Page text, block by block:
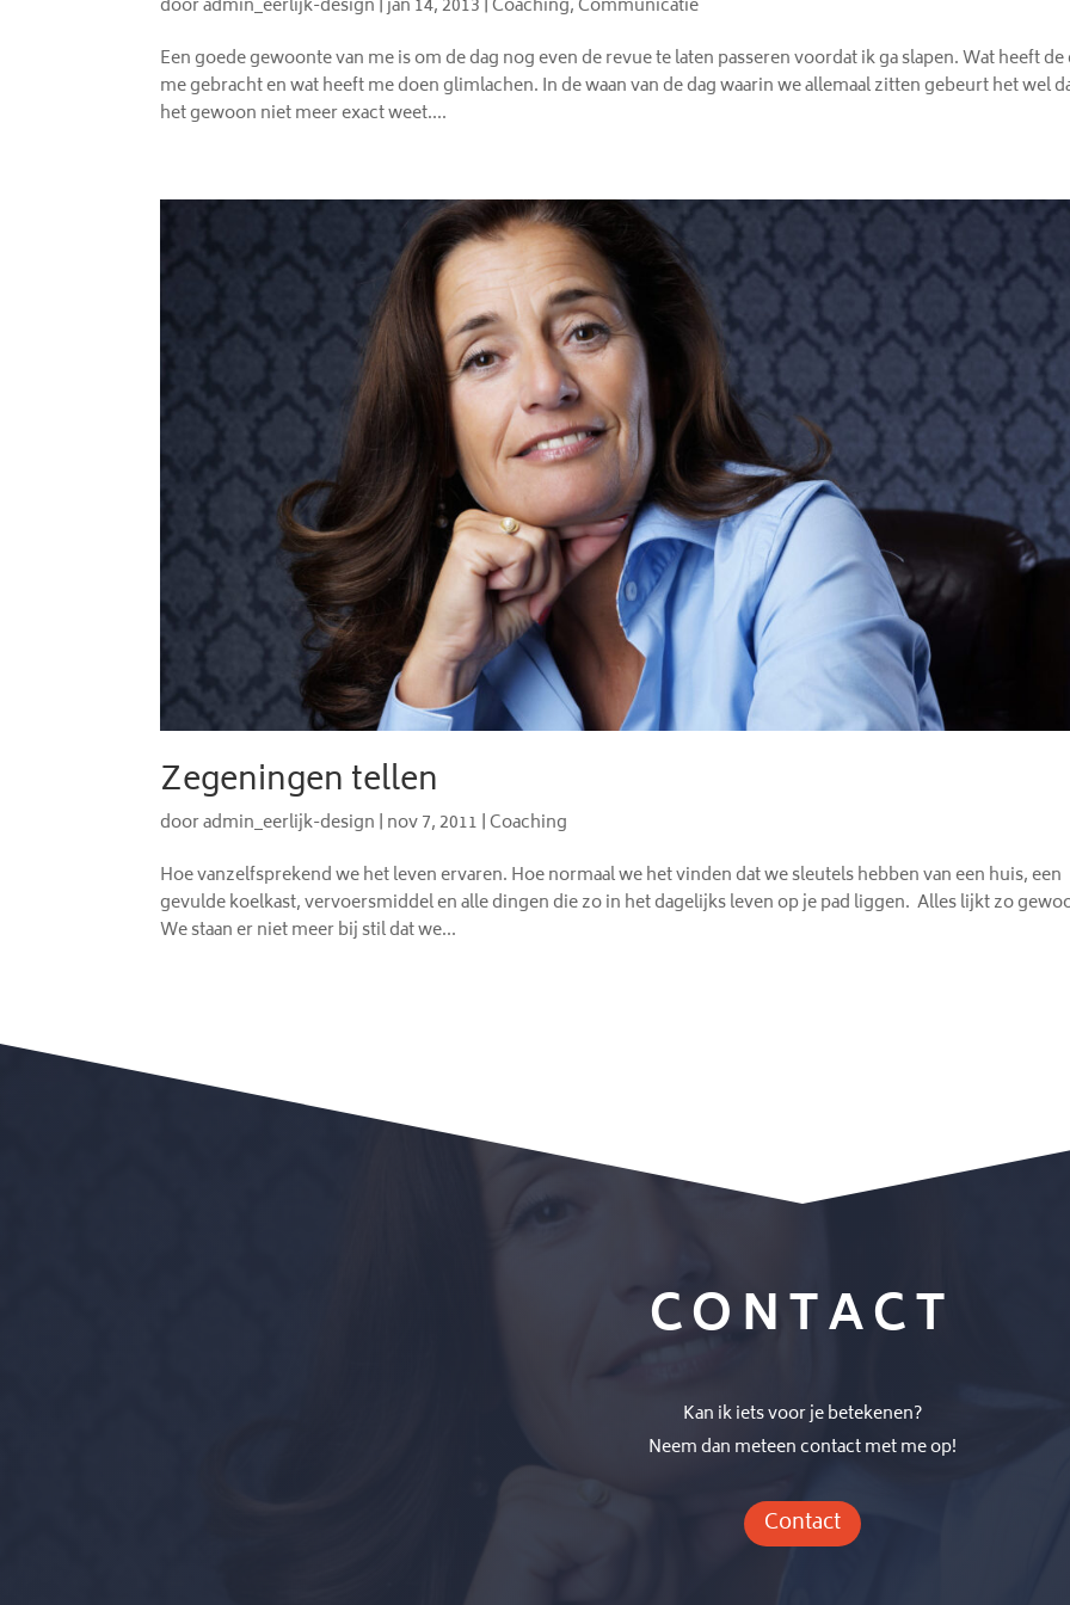
dooradmin_eerlijk-design |jan 14, 2013 |Coaching,Communicatie
Een goede gewoonte van me is om de dag nog even de revue te laten passeren voordat ik ga slapen. Wat heeft de
me gebracht en wat heeft me doen glimlachen. In de waan van de dag waarin we allemaal zitten gebeurt het wel
het gewoon niet meer exact weet....
Zegeningen tellen
dooradmin_eerlijk-design | nov 7, 2011 |Coaching
Hoe vanzelfsprekend we het leven ervaren. Hoe normaal we het vinden dat we sleutels hebben van een huis, een
gevulde koelkast, vervoersmiddel en alle dingen die zo in het dagelijks leven op je pad liggen. Alles lijkt zo
We staan er niet meer bij stil dat we...
CONTACT
Kan ik iets voor je betekenen?
Neem dan meteen contact met me op!
Contact